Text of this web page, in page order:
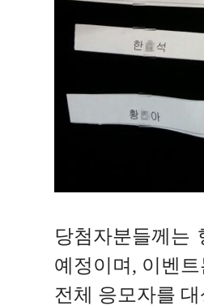
당첨자분들께는
예정이며, 이벤
전체 응모자를